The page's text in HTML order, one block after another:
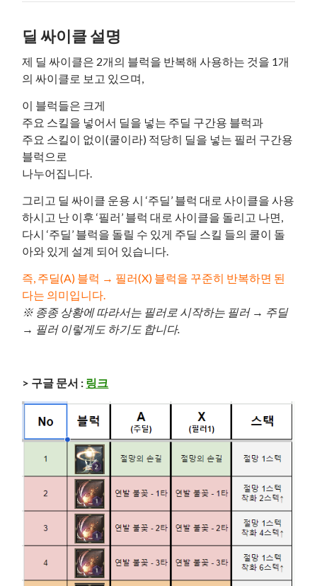
딜 싸이클 설명
제 딜 싸이클은 2개의 블럭을 반복해 사용하는 것을 1개
의 싸이클로 보고 있으며,
이 블럭들은 크게
주요 스킬을 넣어서 딜을 넣는 주딜 구간용 블럭과
주요 스킬이 없이(쿨이라) 적당히 딜을 넣는 필러 구간용
블럭으로
나누어집니다.
그리고 딜 싸이클 운용 시 ‘주딜’ 블럭 대로 사이클을 사용
하시고 난 이후 ‘필러’ 블럭 대로 사이클을 돌리고 나면,
다시 ‘주딜’ 블럭을 돌릴 수 있게 주딜 스킬 들의 쿨이 돌
아와 있게 설계 되어 있습니다.
즉, 주딜(A) 블럭 → 필러(X) 블럭을 꾸준히 반복하면 된
다는 의미입니다.
※ 종종 상황에 따라서는 필러로 시작하는 필러 → 주딜
→ 필러 이렇게도 하기도 합니다.
> 구글 문서 : 링크